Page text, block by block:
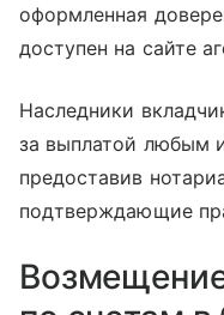
оформленная
доступен на сайте
Наследники
за выплатой любым
предоставив
подтверждающие